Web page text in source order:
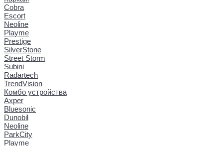
Cobra
Escort
Neoline
Playme
Prestige
SilverStone
Street Storm
Subini
Radartech
TrendVision
Комбо устройства
Axper
Bluesonic
Dunobil
Neoline
ParkCity
Playme